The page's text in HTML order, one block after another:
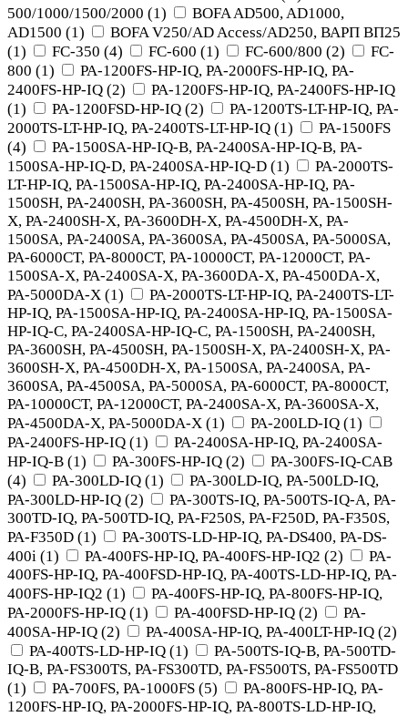
500/1000/1500/2000 (1)
BOFA AD500, AD1000,
AD1500 (1)
BOFA V250/AD Access/AD250, ВАРП ВП25
(1) FC-350 (4) FC-600 (1) FC-600/800 (2)
FC-
800 (1)
PA-1200FS-HP-IQ, PA-2000FS-HP-IQ, PA-
2400FS-HP-IQ (2)
PA-1200FS-HP-IQ, PA-2400FS-HP-IQ
(1) PA-1200FSD-HP-IQ (2)
PA-1200TS-LT-HP-IQ, PA-
2000TS-LT-HP-IQ, PA-2400TS-LT-HP-IQ (1)
PA-1500FS
(4)
PA-1500SA-HP-IQ-B, PA-2400SA-HP-IQ-B, PA-
1500SA-HP-IQ-D, PA-2400SA-HP-IQ-D (1)
PA-2000TS-
LT-HP-IQ, PA-1500SA-HP-IQ, PA-2400SA-HP-IQ, PA-
1500SH, PA-2400SH, PA-3600SH, PA-4500SH, PA-1500SH-
X, PA-2400SH-X, PA-3600DH-X, PA-4500DH-X, PA-
1500SA, PA-2400SA, PA-3600SA, PA-4500SA, PA-5000SA,
PA-6000CT, PA-8000CT, PA-10000CT, PA-12000CT, PA-
1500SA-X, PA-2400SA-X, PA-3600DA-X, PA-4500DA-X,
PA-5000DA-X (1)
PA-2000TS-LT-HP-IQ, PA-2400TS-LT-
HP-IQ, PA-1500SA-HP-IQ, PA-2400SA-HP-IQ, PA-1500SA-
HP-IQ-C, PA-2400SA-HP-IQ-C, PA-1500SH, PA-2400SH,
PA-3600SH, PA-4500SH, PA-1500SH-X, PA-2400SH-X, PA-
3600SH-X, PA-4500DH-X, PA-1500SA, PA-2400SA, PA-
3600SA, PA-4500SA, PA-5000SA, PA-6000CT, PA-8000CT,
PA-10000CT, PA-12000CT, PA-2400SA-X, PA-3600SA-X,
PA-4500DA-X, PA-5000DA-X (1) PA-200LD-IQ (1)
PA-2400FS-HP-IQ (1)
PA-2400SA-HP-IQ, PA-2400SA-
HP-IQ-B (1) PA-300FS-HP-IQ (2)
PA-300FS-IQ-CAB
(4) PA-300LD-IQ (1)
PA-300LD-IQ, PA-500LD-IQ,
PA-300LD-HP-IQ (2)
PA-300TS-IQ, PA-500TS-IQ-A, PA-
300TD-IQ, PA-500TD-IQ, PA-F250S, PA-F250D, PA-F350S,
PA-F350D (1)
PA-300TS-LD-HP-IQ, PA-DS400, PA-DS-
400i (1) PA-400FS-HP-IQ, PA-400FS-HP-IQ2 (2)
PA-
400FS-HP-IQ, PA-400FSD-HP-IQ, PA-400TS-LD-HP-IQ, PA-
400FS-HP-IQ2 (1)
PA-400FS-HP-IQ, PA-800FS-HP-IQ,
PA-2000FS-HP-IQ (1) PA-400FSD-HP-IQ (2)
PA-
400SA-HP-IQ (2) PA-400SA-HP-IQ, PA-400LT-HP-IQ (2)
PA-400TS-LD-HP-IQ (1)
PA-500TS-IQ-B, PA-500TD-
IQ-B, PA-FS300TS, PA-FS300TD, PA-FS500TS, PA-FS500TD
(1) PA-700FS, PA-1000FS (5)
PA-800FS-HP-IQ, PA-
1200FS-HP-IQ, PA-2000FS-HP-IQ, PA-800TS-LD-HP-IQ,